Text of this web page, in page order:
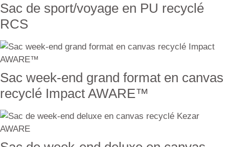
Sac de sport/voyage en PU recyclé
RCS
Sac week-end grand format en canvas
recyclé Impact AWARE™